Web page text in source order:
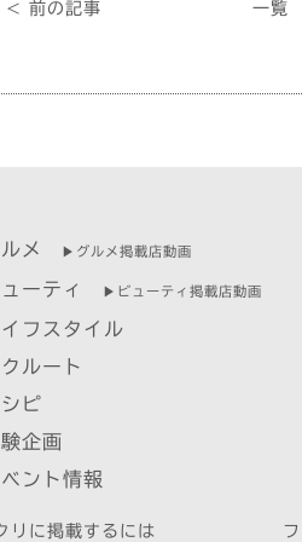
< 前の記事 一覧
メ ▶︎グルメ掲載店動画
ーティ ▶︎ビューティ掲載店動画
フスタイル
ルート
ピ
企画
ント情報
リに掲載するには